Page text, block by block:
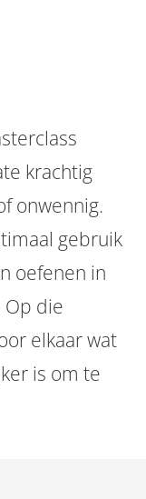
krachtig
onwennig.
gebruik
oefenen in
Op die
elkaar wat
is om te